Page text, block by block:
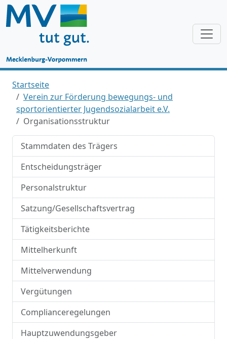
Startseite
Verein zur Förderung bewegungs- und
sportorientierter Jugendsozialarbeit e.V.
Organisationsstruktur
Stammdaten des Trägers
Entscheidungsträger
Personalstruktur
Satzung/Gesellschaftsvertrag
Tätigkeitsberichte
Mittelherkunft
Mittelverwendung
Vergütungen
Complianceregelungen
Hauptzuwendungsgeber